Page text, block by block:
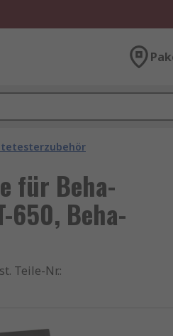
für Beha-
650, Beha-
Teile-Nr.: